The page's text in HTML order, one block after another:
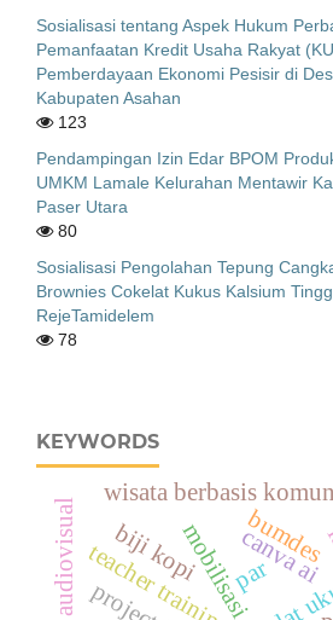
Sosialisasi tentang Aspek Hukum
Pemanfaatan Kredit Usaha Rakyat
Pemberdayaan Ekonomi Pesisir di
Kabupaten Asahan
123
Pendampingan Izin Edar BPOM
UMKM Lamale Kelurahan Mentawir
Paser Utara
80
Sosialisasi Pengolahan Tepung
Brownies Cokelat Kukus Kalsium
RejeTamidelem
78
KEYWORDS
canva ai
mobilisasi dini
teacher training
biji kopi bumdes
wisata berbasis
par
audiovisual